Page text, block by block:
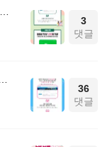
3
댓글
36
댓글